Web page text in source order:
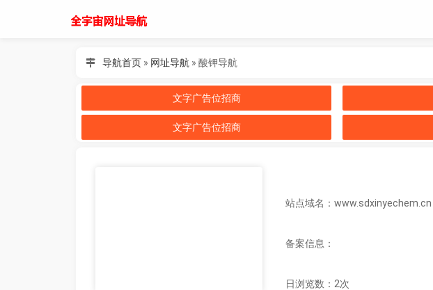
导航首页» 网址导航 » 酸钾导航
文字广告位招商
文字广告位招商
站点域名：www.sdxinyechem.cn
备案信息：
日浏览数：2次